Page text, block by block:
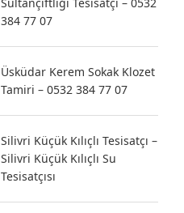
384 77 07
Üsküdar Kerem Sokak Klozet
Tamiri – 0532 384 77 07
Silivri Küçük Kılıçlı Tesisatçı –
Silivri Küçük Kılıçlı Su
Tesisatçısı